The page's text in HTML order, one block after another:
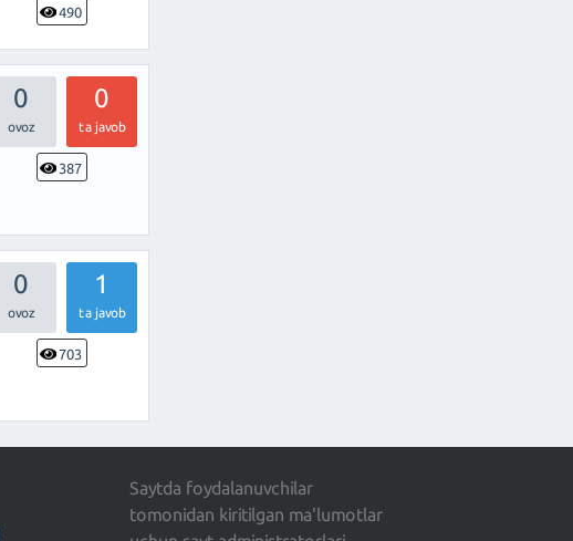
490
0 0
ta javob
387
0 1
ta javob
703
Saytda foydalanuvchilar
tomonidan kiritilgan ma'lumotlar